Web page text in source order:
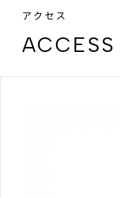
アクセス
ACCESS